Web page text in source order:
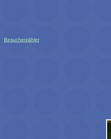
Besucherzähler